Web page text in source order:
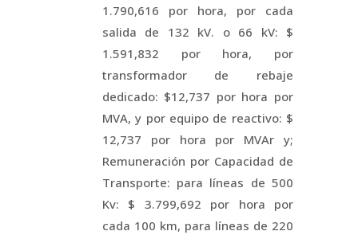
1.790,616 por hora, por cada
salida de 132 kV. o 66 kV: $
1.591,832 por hora, por
transformador de rebaje
dedicado: $12,737 por hora por
MVA, y por equipo de reactivo: $
12,737 por hora por MVAr y;
Remuneración por Capacidad de
Transporte: para líneas de 500
Kv: $ 3.799,692 por hora por
cada 100 km, para líneas de 220